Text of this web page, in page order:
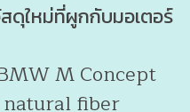
ดุใหม่ที่ผูกกับมอเตอร์
M Concept
natural fiber